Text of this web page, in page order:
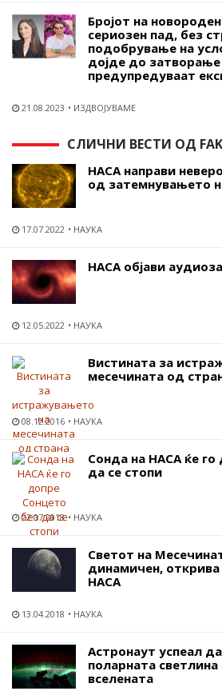
Бројот на
сериозен пад, без
подобрување на
дојде до
предупредуваат
21.08.2023 ИЗДВОЈУВАМЕ
СЛИЧНИ ВЕСТИ ОД
НАСА направи
од затемнувањето
17.07.2022 НАУКА
НАСА објави
12.05.2022 НАУКА
Вистината за
месечината од
08.12.2016 НАУКА
Сонда на НАСА ќе
да се стопи
22.07.2018 НАУКА
Светот на
динамичен, открива
НАСА
13.04.2018 НАУКА
Астронаут успеал
поларната
вселената